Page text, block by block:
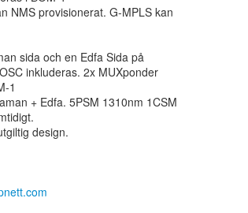
NMS provisionerat. G-MPLS kan
sida och en Edfa Sida på
inkluderas. 2x MUXponder
1
design.